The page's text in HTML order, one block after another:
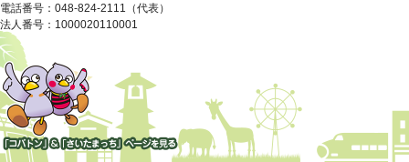
電話番号：048-824-2111（代表）
法人番号：1000020110001
「コバトン」&「さいたまっ